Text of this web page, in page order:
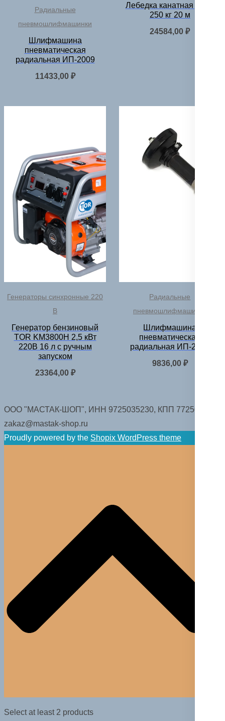
Радиальные
пневмошлифмашинки
Шлифмашина
пневматическая
радиальная ИП-2009
11433,00 ₽
Лебедка канатная Дина
250 кг 20 м
24584,00₽
Генераторы синхронные 220
В
Генератор бензиновый
TOR KM3800H 2,5 кВт
220В 16 л с ручным
запуском
23364,00 ₽
Радиальные
пневмошлифмашинки
Шлифмашина
пневматическая
радиальная ИП-2063
9836,00 ₽
ООО "МАСТАК-ШОП", ИНН 9725035230, КПП 772501001.
zakaz@mastak-shop.ru
Proudly powered by the Shopix WordPress theme
Select at least 2 products